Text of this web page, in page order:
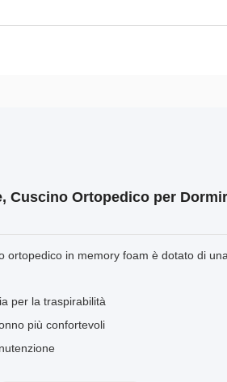
Cuscino Ortopedico per
in memory foam è dotato di
per la traspirabilità
più confortevoli